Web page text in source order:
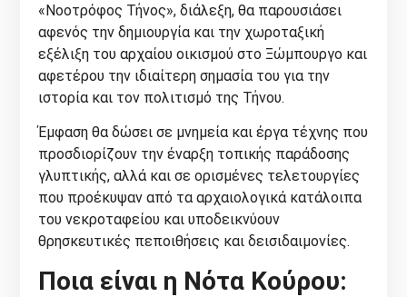
«Νοοτρόφος Τήνος», διάλεξη, θα παρουσιάσει
αφενός την δημιουργία και την χωροταξική
εξέλιξη του αρχαίου οικισμού στο Ξώμπουργο και
αφετέρου την ιδιαίτερη σημασία του για την
ιστορία και τον πολιτισμό της Τήνου.
Έμφαση θα δώσει σε μνημεία και έργα τέχνης που
προσδιορίζουν την έναρξη τοπικής παράδοσης
γλυπτικής, αλλά και σε ορισμένες τελετουργίες
που προέκυψαν από τα αρχαιολογικά κατάλοιπα
του νεκροταφείου και υποδεικνύουν
θρησκευτικές πεποιθήσεις και δεισιδαιμονίες.
Ποια είναι η Νότα Κούρου: